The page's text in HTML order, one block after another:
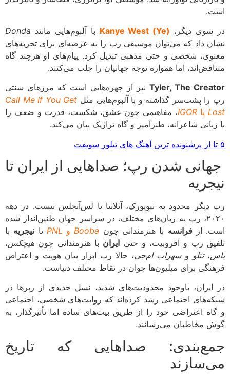
سوی دیگر،Kanye West (Ye)با آلبوم‌هایی مانندDonda
داد که می‌توان موسیقی رپ را به عرصه‌ای برای تجربه‌های
شخصی و حتی مذهبی تبدیل کرد. پیام‌های او هرچند گاه
اما همواره توجه جهانیان را جلب می‌کنند.
Tyler, Theنیز از چهره‌هایی است که مرزهای سنتی
پشت‌سر گذاشته و با آلبوم‌هایی مثل Call Me If You Get
یاIGOR، مفاهیمی چون عشق، شکست، قدرت و ضعف را
شاعرانه، طنزآمیز و گاه تراژیک بیان می‌کند.
شدن رپ؛ صداهایی از ایران تا
محدود به نیویورک، آتلانتا یا لس‌آنجلس نیست. در دهه
۲۰۲۰، رپ به زبان‌های مختلف، در سراسر جهان طنین‌انداز شده
ازفرانسهبا هنرمندانی چون BoobaوPNL تانیجریهبا
رپ و افروبیت، و حتیایرانبا هنرمندانی چونهیچکس،
،تتلو وسهراب ام‌جی، حالا رپ ابزار بیان هویت و اعتراض
برای میلیون‌ها جوان در نقاط مختلف دنیاست.
باوجود محدودیت‌های شدید، نسل جدیدی از رپرها در
اجتماعی رشد کرده‌اند که روایت‌های شخصی، اجتماعی
اعتراضی خود را از طریق بیت‌های ساده اما تأثیرگذار، به
مخاطبان می‌رسانند.
صداهایی که تاریخ